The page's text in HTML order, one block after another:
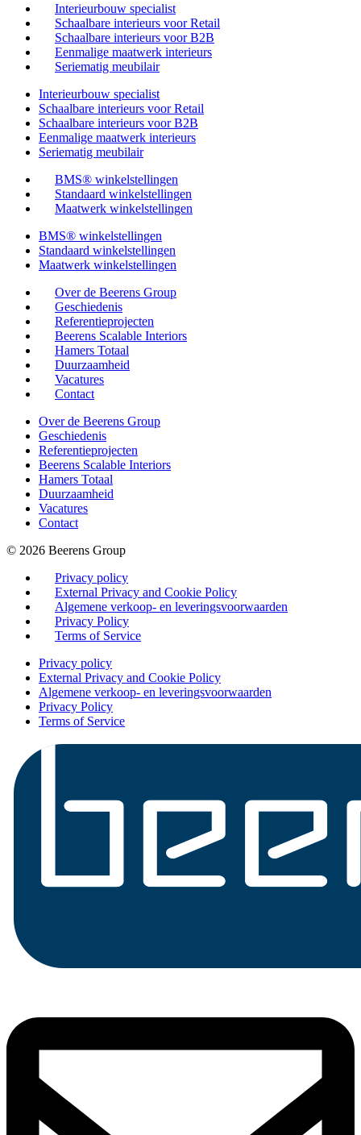
Interieurbouw specialist
Schaalbare interieurs voor Retail
Schaalbare interieurs voor B2B
Eenmalige maatwerk interieurs
Seriematig meubilair
Interieurbouw specialist
Schaalbare interieurs voor Retail
Schaalbare interieurs voor B2B
Eenmalige maatwerk interieurs
Seriematig meubilair
BMS® winkelstellingen
Standaard winkelstellingen
Maatwerk winkelstellingen
BMS® winkelstellingen
Standaard winkelstellingen
Maatwerk winkelstellingen
Over de Beerens Group
Geschiedenis
Referentieprojecten
Beerens Scalable Interiors
Hamers Totaal
Duurzaamheid
Vacatures
Contact
Over de Beerens Group
Geschiedenis
Referentieprojecten
Beerens Scalable Interiors
Hamers Totaal
Duurzaamheid
Vacatures
Contact
© 2026 Beerens Group
Privacy policy
External Privacy and Cookie Policy
Algemene verkoop- en leveringsvoorwaarden
Privacy Policy
Terms of Service
Privacy policy
External Privacy and Cookie Policy
Algemene verkoop- en leveringsvoorwaarden
Privacy Policy
Terms of Service